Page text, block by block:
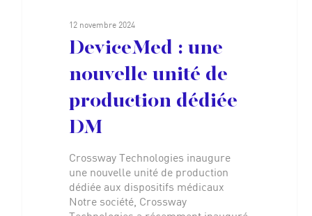
12 novembre 2024
DeviceMed : une
nouvelle unité de
production dédiée
DM
Crossway Technologies inaugure
une nouvelle unité de production
dédiée aux dispositifs médicaux
Notre société, Crossway
Carrières
Contact
ici 1